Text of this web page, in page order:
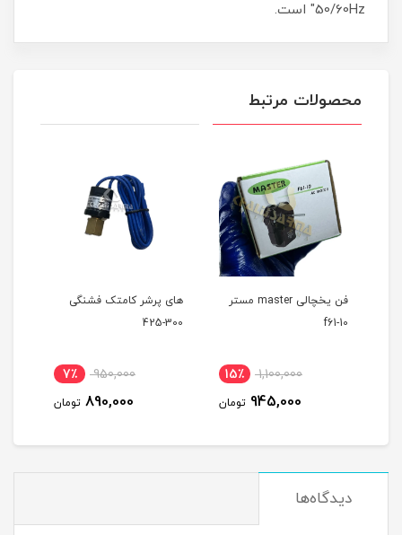
50/60Hz" است.
محصولات مرتبط
فن یخچالی master مستر
f61-10
1,100,000 15٪
945,000 تومان
های پرشر کامتک فشنگی
300-425
950,000 7٪
890,000 تومان
دیدگاه‌ها